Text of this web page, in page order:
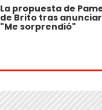
La propuesta de
de Brito tras anunciar
"Me sorprendió"